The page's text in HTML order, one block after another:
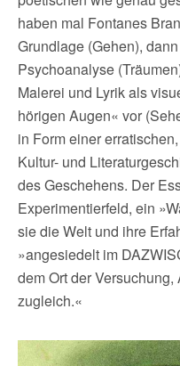
haben mal Fontanes
Grundlage (Gehen),
Psychoanalyse
Malerei und Lyrik als
hörigen Augen« vor
in Form einer
Kultur- und
des Geschehens. Der
Experimentierfeld, ein
sie die Welt und ihre
»angesiedelt im
dem Ort der
zugleich.«